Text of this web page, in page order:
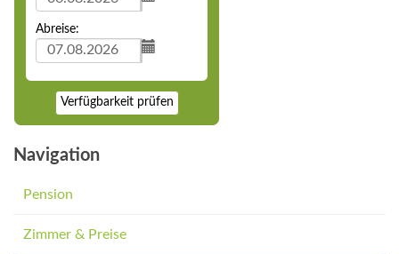
Abreise:
Verfügbarkeit prüfen
Navigation
Pension
Zimmer & Preise